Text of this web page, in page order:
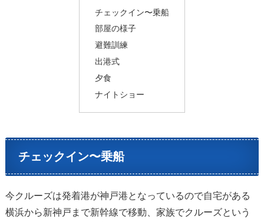
チェックイン〜乗船
部屋の様子
避難訓練
出港式
夕食
ナイトショー
チェックイン〜乗船
今クルーズは発着港が神戸港となっているので自宅がある
横浜から新神戸まで新幹線で移動、家族でクルーズという